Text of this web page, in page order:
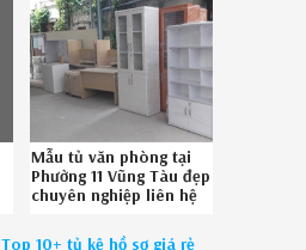
Mẫu tủ văn phòng tại
Phường 11 Vũng Tàu đẹp
chuyên nghiệp liên hệ
Top 10+ tủ kệ hồ sơ giá rẻ